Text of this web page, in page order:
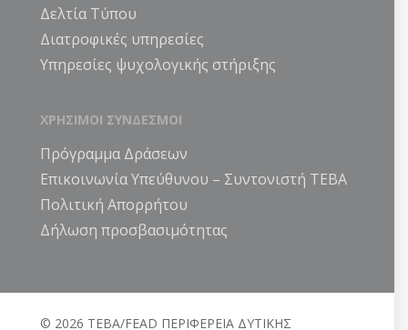
Δελτία Τύπου
Διατροφικές υπηρεσίες
Υπηρεσίες ψυχολογικής στήριξης
ΧΡΗΣΙΜΟΙ ΣΥΝΔΕΣΜΟΙ
Πρόγραμμα Δράσεων
Επικοινωνία Υπεύθυνου – Συντονιστή ΤΕΒΑ
Πολιτική Απορρήτου
Δήλωση προσβασιμότητας
© 2026 ΤΕΒΑ/FEAD ΠΕΡΙΦΕΡΕΙΑ ΔΥΤΙΚΗΣ